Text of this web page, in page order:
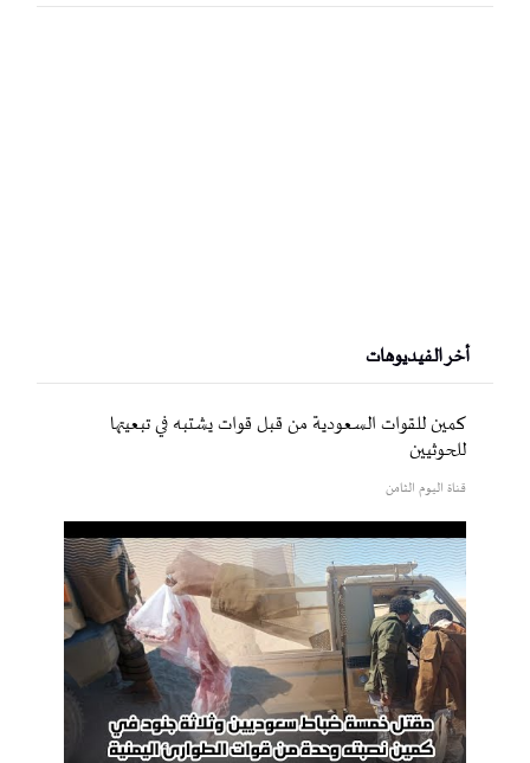
أخر الفيديوهات
كمين للقوات السعودية من قبل قوات يشتبه في تبعيتها
للحوثيين
قناة اليوم الثامن